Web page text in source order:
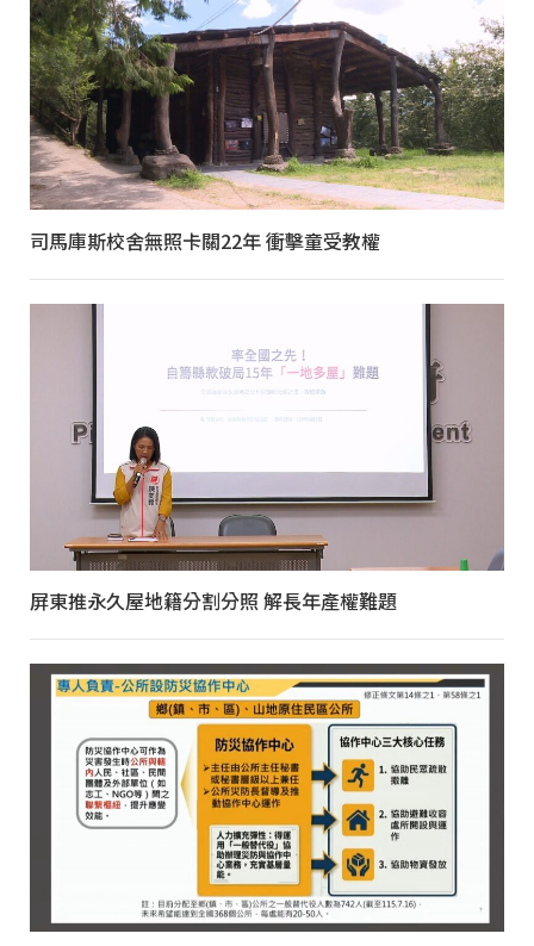
司馬庫斯校舍無照卡關22年 衝擊童受教權
屏東推永久屋地籍分割分照 解長年產權難題